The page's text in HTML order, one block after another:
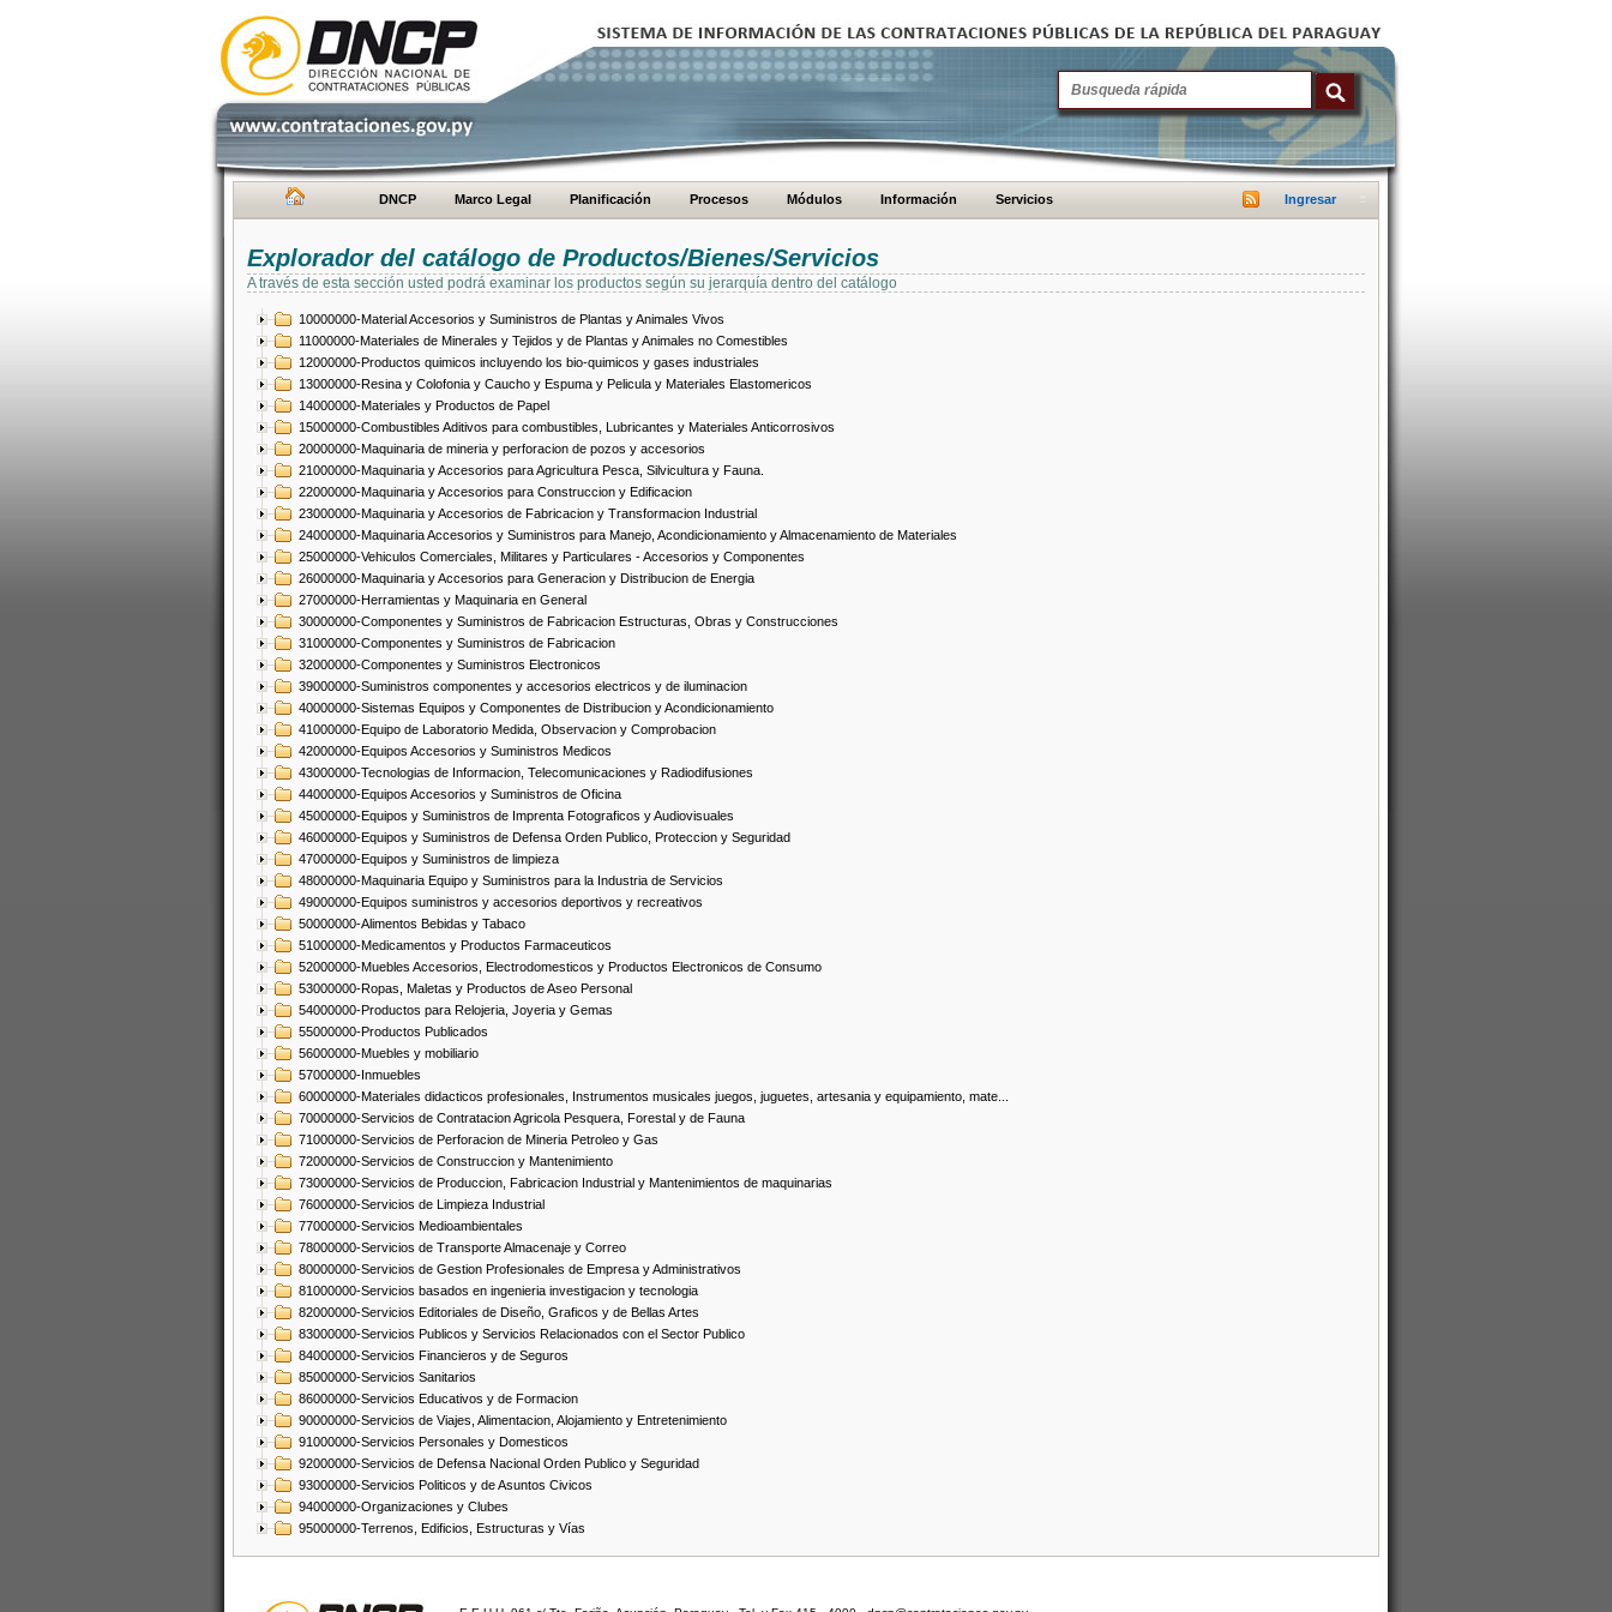
DNCP Marco Legal Planificación Procesos Módulos Información Servicios Ingresar
Explorador del catálogo de Productos/Bienes/Servicios
A través de esta sección usted podrá examinar los productos según su jerarquía dentro del catálogo
10000000-Material Accesorios y Suministros de Plantas y Animales Vivos
11000000-Materiales de Minerales y Tejidos y de Plantas y Animales no Comestibles
12000000-Productos quimicos incluyendo los bio-quimicos y gases industriales
13000000-Resina y Colofonia y Caucho y Espuma y Pelicula y Materiales Elastomericos
14000000-Materiales y Productos de Papel
15000000-Combustibles Aditivos para combustibles, Lubricantes y Materiales Anticorrosivos
20000000-Maquinaria de mineria y perforacion de pozos y accesorios
21000000-Maquinaria y Accesorios para Agricultura Pesca, Silvicultura y Fauna.
22000000-Maquinaria y Accesorios para Construccion y Edificacion
23000000-Maquinaria y Accesorios de Fabricacion y Transformacion Industrial
24000000-Maquinaria Accesorios y Suministros para Manejo, Acondicionamiento y Almacenamiento de Materiales
25000000-Vehiculos Comerciales, Militares y Particulares - Accesorios y Componentes
26000000-Maquinaria y Accesorios para Generacion y Distribucion de Energia
27000000-Herramientas y Maquinaria en General
30000000-Componentes y Suministros de Fabricacion Estructuras, Obras y Construcciones
31000000-Componentes y Suministros de Fabricacion
32000000-Componentes y Suministros Electronicos
39000000-Suministros componentes y accesorios electricos y de iluminacion
40000000-Sistemas Equipos y Componentes de Distribucion y Acondicionamiento
41000000-Equipo de Laboratorio Medida, Observacion y Comprobacion
42000000-Equipos Accesorios y Suministros Medicos
43000000-Tecnologias de Informacion, Telecomunicaciones y Radiodifusiones
44000000-Equipos Accesorios y Suministros de Oficina
45000000-Equipos y Suministros de Imprenta Fotograficos y Audiovisuales
46000000-Equipos y Suministros de Defensa Orden Publico, Proteccion y Seguridad
47000000-Equipos y Suministros de limpieza
48000000-Maquinaria Equipo y Suministros para la Industria de Servicios
49000000-Equipos suministros y accesorios deportivos y recreativos
50000000-Alimentos Bebidas y Tabaco
51000000-Medicamentos y Productos Farmaceuticos
52000000-Muebles Accesorios, Electrodomesticos y Productos Electronicos de Consumo
53000000-Ropas, Maletas y Productos de Aseo Personal
54000000-Productos para Relojeria, Joyeria y Gemas
55000000-Productos Publicados
56000000-Muebles y mobiliario
57000000-Inmuebles
60000000-Materiales didacticos profesionales, Instrumentos musicales juegos, juguetes, artesania y equipamiento, mate...
70000000-Servicios de Contratacion Agricola Pesquera, Forestal y de Fauna
71000000-Servicios de Perforacion de Mineria Petroleo y Gas
72000000-Servicios de Construccion y Mantenimiento
73000000-Servicios de Produccion, Fabricacion Industrial y Mantenimientos de maquinarias
76000000-Servicios de Limpieza Industrial
77000000-Servicios Medioambientales
78000000-Servicios de Transporte Almacenaje y Correo
80000000-Servicios de Gestion Profesionales de Empresa y Administrativos
81000000-Servicios basados en ingenieria investigacion y tecnologia
82000000-Servicios Editoriales de Diseño, Graficos y de Bellas Artes
83000000-Servicios Publicos y Servicios Relacionados con el Sector Publico
84000000-Servicios Financieros y de Seguros
85000000-Servicios Sanitarios
86000000-Servicios Educativos y de Formacion
90000000-Servicios de Viajes, Alimentacion, Alojamiento y Entretenimiento
91000000-Servicios Personales y Domesticos
92000000-Servicios de Defensa Nacional Orden Publico y Seguridad
93000000-Servicios Politicos y de Asuntos Civicos
94000000-Organizaciones y Clubes
95000000-Terrenos, Edificios, Estructuras y Vías